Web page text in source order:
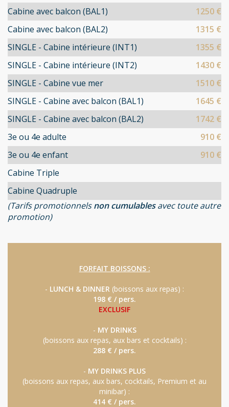
Cabine avec balcon (BAL1)
1250 €
Cabine avec balcon (BAL2)
1315 €
SINGLE - Cabine intérieure (INT1)
1355 €
SINGLE - Cabine intérieure (INT2)
1430 €
SINGLE - Cabine vue mer
1510 €
SINGLE - Cabine avec balcon (BAL1)
1645 €
SINGLE - Cabine avec balcon (BAL2)
1742 €
3e ou 4e adulte
910 €
3e ou 4e enfant
910 €
Cabine Triple
Cabine Quadruple
(Tarifs promotionnelsnon cumulablesavec toute autre
promotion)
FORFAIT BOISSONS :
- LUNCH & DINNER (boissons aux repas) :
198 € / pers.
EXCLUSIF
- MY DRINKS
(boissons aux repas, aux bars et cocktails) :
288 € / pers.
- MY DRINKS PLUS
(boissons aux repas, aux bars, cocktails, Premium et au
minibar) :
414 € / pers.